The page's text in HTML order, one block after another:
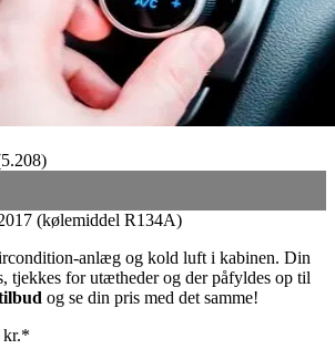
5.208)
(kølemiddel R134A)
anlæg og kold luft i kabinen. Din
tjekkes for utætheder og der påfyldes op til
og se din pris med det samme!
kr.*